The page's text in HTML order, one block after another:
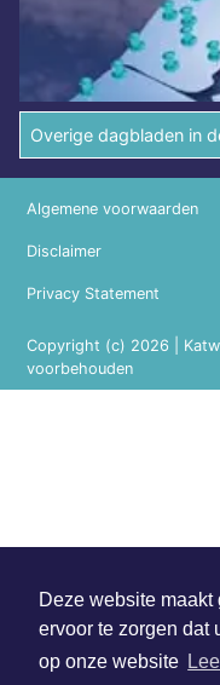
Deze website
ervoor te zorgen dat
op onze website
Overige dagbladen in
Copyright (c) 2026 |
voorbehouden
Algemene voorwaarden
Disclaimer
Privacy Statement